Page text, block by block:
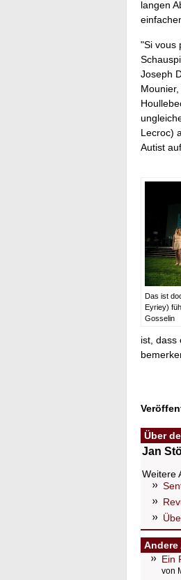
langen
"Si vous
Joseph
Lecroc)
Autist
Das ist
Eyriey)
Gosselin
ist, dass
Über
Jan
Weitere
Andere
Ein
von